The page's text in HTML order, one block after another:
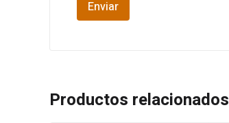
Productos relacionados